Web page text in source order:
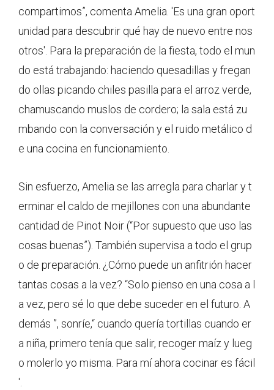
compartimos”, comenta Amelia. 'Es una gran oport
unidad para descubrir qué hay de nuevo entre nos
otros'. Para la preparación de la fiesta, todo el mun
do está trabajando: haciendo quesadillas y fregan
do ollas picando chiles pasilla para el arroz verde,
chamuscando muslos de cordero; la sala está zu
mbando con la conversación y el ruido metálico d
e una cocina en funcionamiento.
Sin esfuerzo, Amelia se las arregla para charlar y t
erminar el caldo de mejillones con una abundante
cantidad de Pinot Noir (“Por supuesto que uso las
cosas buenas”). También supervisa a todo el grup
o de preparación. ¿Cómo puede un anfitrión hacer
tantas cosas a la vez? “Solo pienso en una cosa a l
a vez, pero sé lo que debe suceder en el futuro. A
demás ”, sonríe,“ cuando quería tortillas cuando er
a niña, primero tenía que salir, recoger maíz y lueg
o molerlo yo misma. Para mí ahora cocinar es fácil
'.